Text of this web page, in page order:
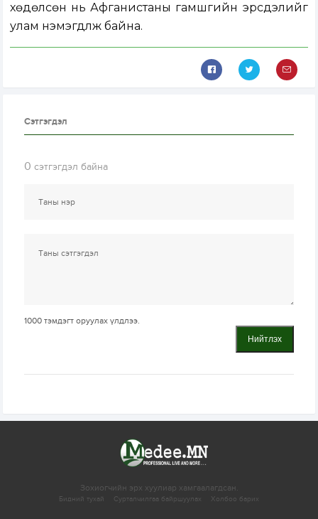
хөдөлсөн нь Афганистаны гамшгийн эрсдэлийг
улам нэмэгдүүлж байна.
Сэтгэгдэл
0 сэтгэгдэл байна
1000 тэмдэгт оруулах үлдлээ.
Нийтлэх
Зохиогчийн эрх хуулиар хамгаалагдсан.
Бидний тухай Сурталчилгаа байршуулах Холбоо барих